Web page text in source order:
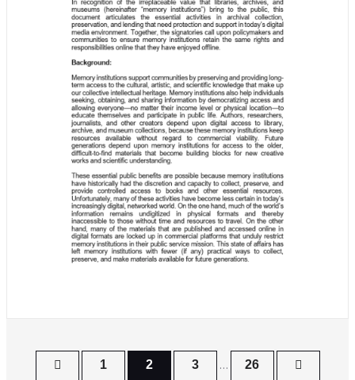
Paginação
1 2 3 … 26